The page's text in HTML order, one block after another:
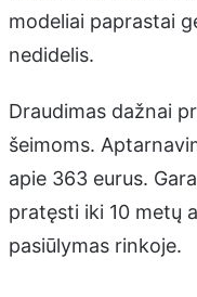
modeliai paprastai
nedidelis.
Draudimas dažnai
šeimoms.
apie 363 eurus.
pratęsti iki 10 metų
pasiūlymas rinkoje.